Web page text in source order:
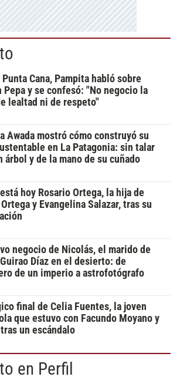
Punta Cana, Pampita habló sobre
Pepa y se confesó: "No negocio la
lealtad ni de respeto"
Awada mostró cómo construyó su
en La Patagonia: sin talar
árbol y de la mano de su cuñado
hoy Rosario Ortega, la hija de
y Evangelina Salazar, tras su
negocio de Nicolás, el marido de
Díaz en el desierto: de
de un imperio a astrofotógrafo
final de Celia Fuentes, la joven
que estuvo con Facundo Moyano y
un escándalo
en Perfil